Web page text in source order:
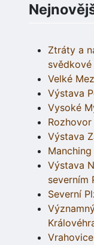
Ztráty a
svědkové
Velké
Výstava
Vysoké
Výstava
Výstava
severním
Severní